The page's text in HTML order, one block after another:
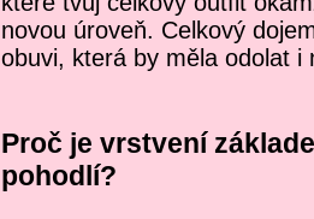
novou úroveň. Celkový
obuvi, která by měla odolat i
Proč je vrstvení
pohodlí?